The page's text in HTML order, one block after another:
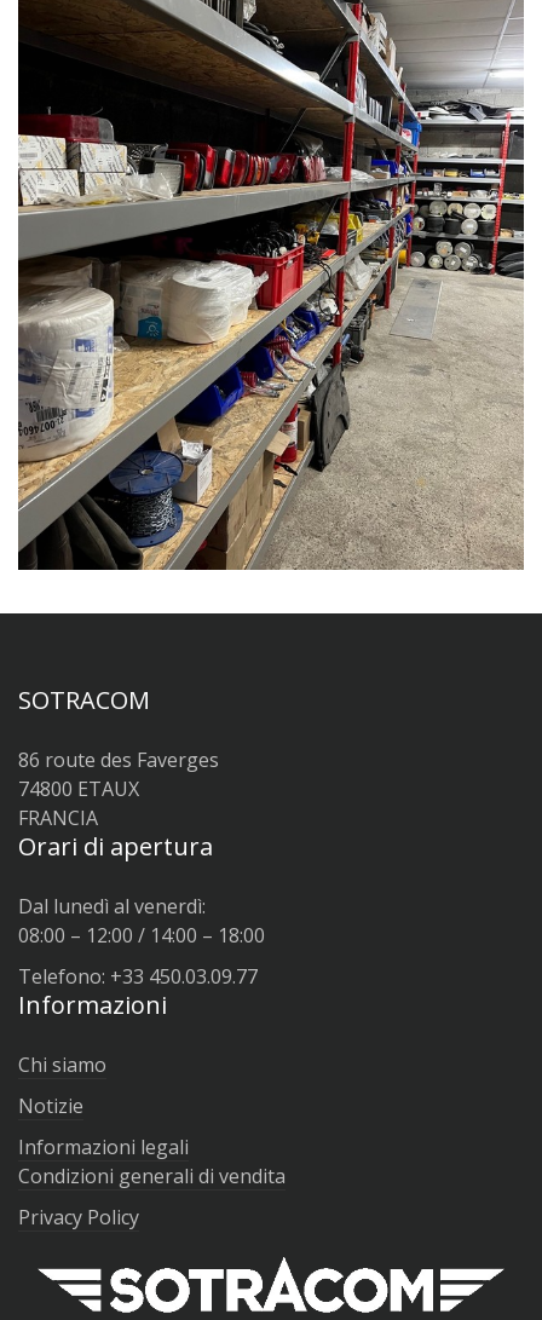
SOTRACOM
86 route des Faverges
74800 ETAUX
FRANCIA
Orari di apertura
Dal lunedì al venerdì:
08:00 – 12:00 / 14:00 – 18:00
Telefono: +33 450.03.09.77
Informazioni
Chi siamo
Notizie
Informazioni legali
Condizioni generali di vendita
Privacy Policy